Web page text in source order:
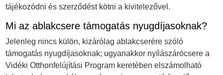
tájékozódni és szerződést kötni a kivitelezővel.
Mi az ablakcsere támogatás nyugdíjasoknak?
Jelenleg nincs külön, kizárólag ablakcserére szóló
támogatás nyugdíjasoknak; ugyanakkor nyílászárócsere a
Vidéki Otthonfelújítási Program keretében elszámolható